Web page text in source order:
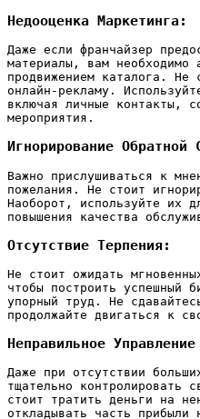
Недооценка Маркетинга:
Даже если франчайзер
материалы‚ вам необходимо
продвижением каталога. Не
онлайн-рекламу.
включая личные контакты‚
мероприятия.
Игнорирование Обратной
Важно прислушиваться к
пожелания. Не стоит
Наоборот‚ используйте их
повышения качества
Отсутствие Терпения:
Не стоит ожидать
чтобы построить успешный
упорный труд. Не
продолжайте двигаться к
Неправильное
Даже при отсутствии
тщательно контролировать
стоит тратить деньги на
откладывать часть прибыли